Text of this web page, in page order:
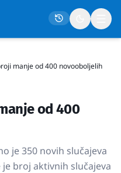
manje od 400 novooboljelih
od 400
je 350 novih slučajeva
je broj aktivnih slučajeva